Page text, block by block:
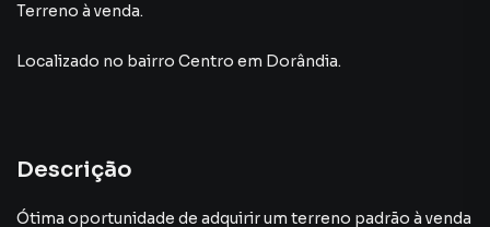
Terreno à venda.
Localizado no bairro Centro em Dorândia.
Descrição
Ótima oportunidade de adquirir um terreno padrão à venda